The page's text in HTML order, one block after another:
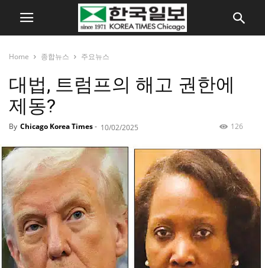
Home 종합뉴스 주요뉴스
대법, 트럼프의 해고 권한에
제동?
By Chicago Korea Times- 10/02/2025 126